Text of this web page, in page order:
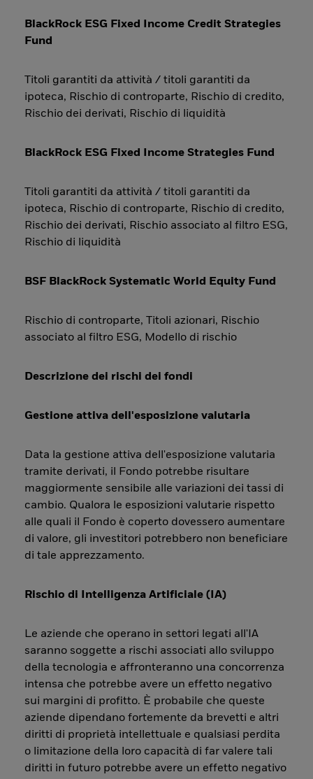
BlackRock ESG Fixed Income Credit Strategies
Fund
Titoli garantiti da attività / titoli garantiti da
ipoteca, Rischio di controparte, Rischio di credito,
Rischio dei derivati, Rischio di liquidità
BlackRock ESG Fixed Income Strategies Fund
Titoli garantiti da attività / titoli garantiti da
ipoteca, Rischio di controparte, Rischio di credito,
Rischio dei derivati, Rischio associato al filtro ESG,
Rischio di liquidità
BSF BlackRock Systematic World Equity Fund
Rischio di controparte, Titoli azionari, Rischio
associato al filtro ESG, Modello di rischio
Descrizione dei rischi dei fondi
Gestione attiva dell'esposizione valutaria
Data la gestione attiva dell'esposizione valutaria
tramite derivati, il Fondo potrebbe risultare
maggiormente sensibile alle variazioni dei tassi di
cambio. Qualora le esposizioni valutarie rispetto
alle quali il Fondo è coperto dovessero aumentare
di valore, gli investitori potrebbero non beneficiare
di tale apprezzamento.
Rischio di Intelligenza Artificiale (IA)
Le aziende che operano in settori legati all'IA
saranno soggette a rischi associati allo sviluppo
della tecnologia e affronteranno una concorrenza
intensa che potrebbe avere un effetto negativo
sui margini di profitto. È probabile che queste
aziende dipendano fortemente da brevetti e altri
diritti di proprietà intellettuale e qualsiasi perdita
o limitazione della loro capacità di far valere tali
diritti in futuro potrebbe avere un effetto negativo